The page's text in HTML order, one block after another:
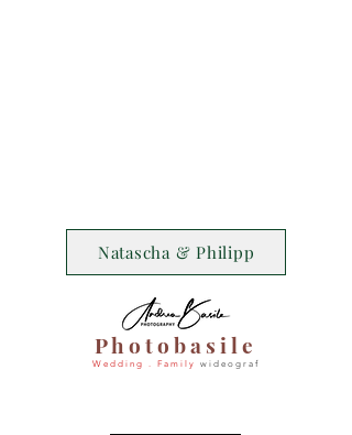
Natascha & Philipp
P h o t o b a s i l e
W e d d i n g . F a m i l y w i d e o g r a f